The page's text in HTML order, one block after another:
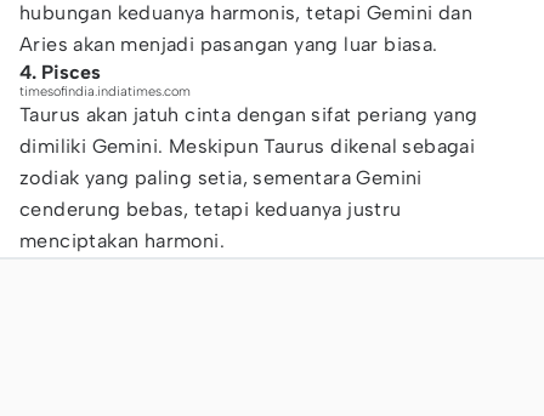
hubungan keduanya harmonis, tetapi Gemini dan
Aries akan menjadi pasangan yang luar biasa.
4. Pisces
timesofindia.indiatimes.com
Taurus akan jatuh cinta dengan sifat periang yang
dimiliki Gemini. Meskipun Taurus dikenal sebagai
zodiak yang paling setia, sementara Gemini
cenderung bebas, tetapi keduanya justru
menciptakan harmoni.